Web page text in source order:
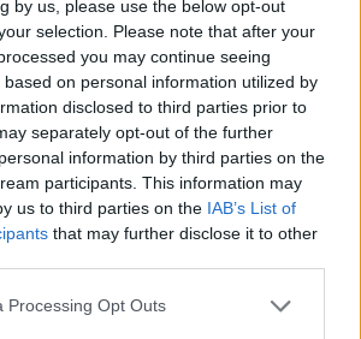
by us, please use the below opt-out
selection. Please note that after your
you may continue seeing
on personal information utilized by
disclosed to third parties prior to
separately opt-out of the further
information by third parties on the
participants. This information may
us to third parties on the IAB’s List of
that may further disclose it to other
Processing Opt Outs
ενδιαφέροντος περιγράφεται
νομισμάτων, κυρίως
του Οθωνα και του
θα γίνει στη Ζυρίχη σε
οίκων δημοπρασιών Α.
και Nomos Ag
23 Μαρτίου. Ηδη το